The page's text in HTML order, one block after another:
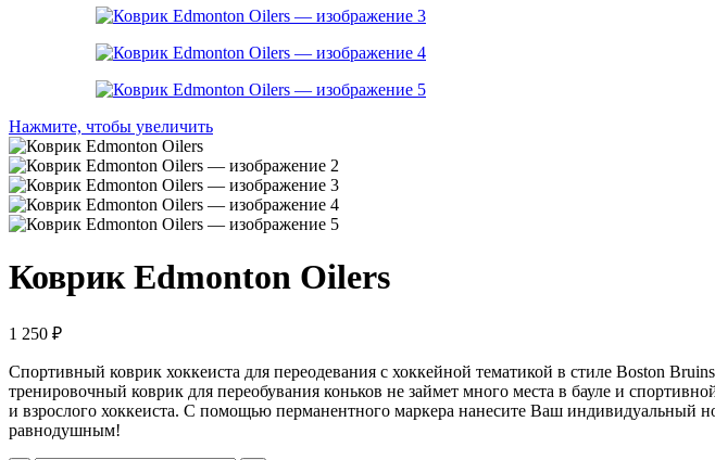
Нажмите, чтобы увеличить
Коврик Edmonton Oilers
1 250 ₽
Спортивный коврик хоккеиста для переодевания с хоккейной тематикой в стиле Boston
тренировочный коврик для переобувания коньков не займет много места в бауле и
и взрослого хоккеиста. С помощью перманентного маркера нанесите Ваш индивидуальный
равнодушным!